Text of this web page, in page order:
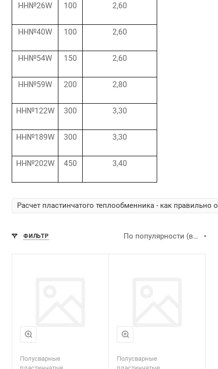
HH№26W 100 2,60
HH№40W 100 2,60
HH№54W 150 2,60
HH№59W 200 2,80
HH№122W 300 3,30
HH№189W 300 3,30
HH№202W 450 3,40
Расчет пластинчатого теплообменника - как правильно
ФИЛЬТР По популярности (возрастание)
Полусварные
Полусварные